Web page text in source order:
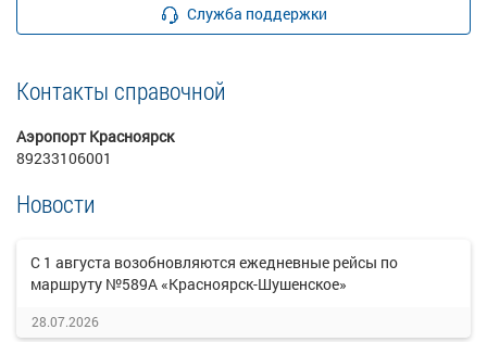
Служба поддержки
Контакты справочной
Аэропорт Красноярск
89233106001
Новости
С 1 августа возобновляются ежедневные рейсы по
маршруту №589А «Красноярск-Шушенское»
28.07.2026